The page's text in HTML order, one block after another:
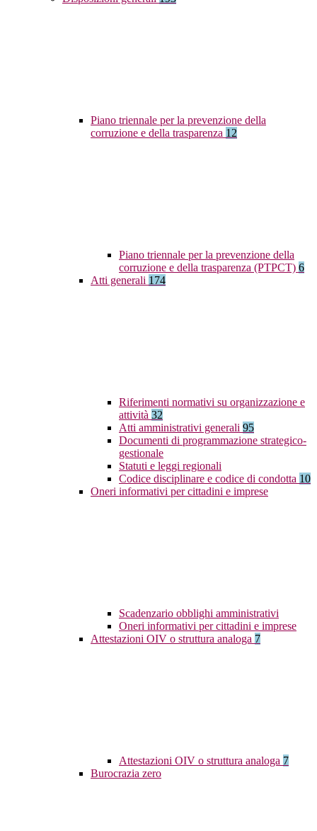
Piano triennale per la prevenzione della
corruzione e della trasparenza 12
Piano triennale per la prevenzione della
corruzione e della trasparenza (PTPCT) 6
Atti generali 174
Riferimenti normativi su organizzazione e
attività 32
Atti amministrativi generali 95
Documenti di programmazione strategico-
gestionale
Statuti e leggi regionali
Codice disciplinare e codice di condotta 10
Oneri informativi per cittadini e imprese
Scadenzario obblighi amministrativi
Oneri informativi per cittadini e imprese
Attestazioni OIV o struttura analoga 7
Attestazioni OIV o struttura analoga 7
Burocrazia zero